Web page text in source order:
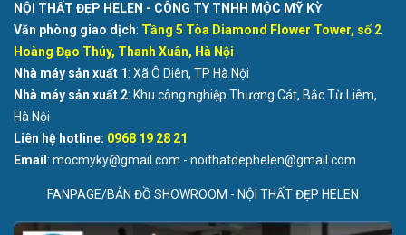
NỘI THẤT ĐẸP HELEN - CÔNG TY TNHH MỘC MỸ KỲ
Văn phòng giao dịch: Tầng 5 Tòa Diamond Flower Tower, số 2
Hoàng Đạo Thúy, Thanh Xuân, Hà Nội
Nhà máy sản xuất 1: Xã Ô Diên, TP Hà Nội
Nhà máy sản xuất 2: Khu công nghiệp Thượng Cát, Bắc Từ Liêm,
Hà Nội
Liên hệ hotline: 0968 19 28 21
Email : mocmyky@gmail.com - noithatdephelen@gmail.com
FANPAGE/BẢN ĐỒ SHOWROOM - NỘI THẤT ĐẸP HELEN